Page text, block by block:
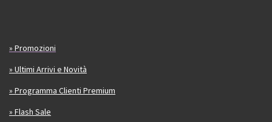
» Promozioni
» Ultimi Arrivi e Novità
» Programma Clienti Premium
» Flash Sale